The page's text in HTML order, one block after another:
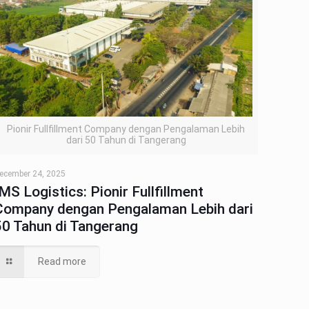
Pionir Fullfillment Company dengan Pengalaman Lebih
dari 50 Tahun di Tangerang
24, 2025
Logistics: Pionir Fullfillment
dengan Pengalaman Lebih dari
Tahun di Tangerang
Read more